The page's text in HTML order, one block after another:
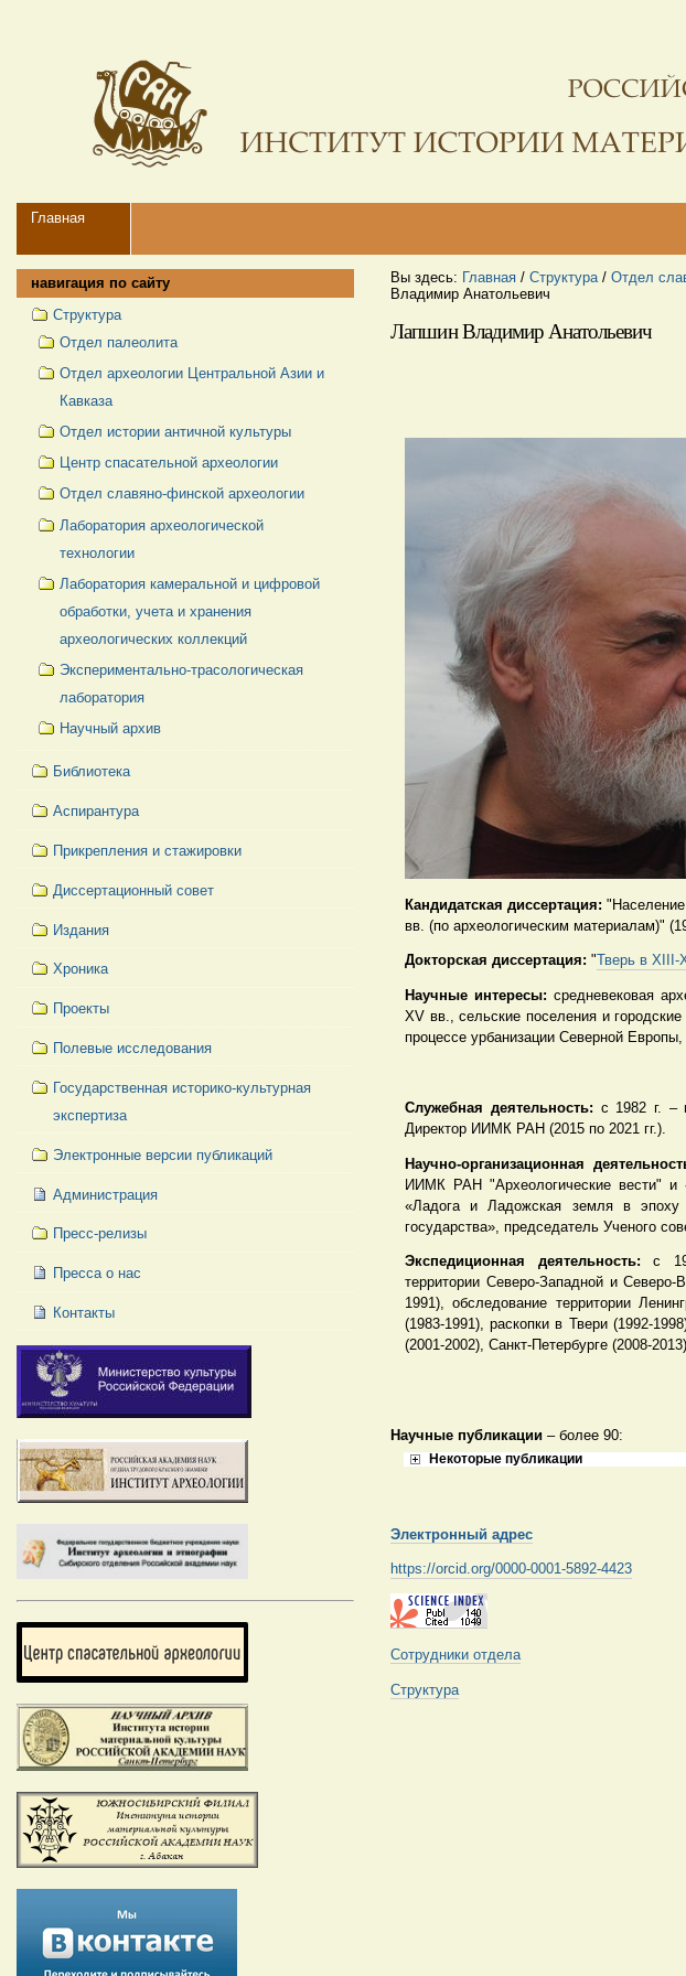
навигации
Navigation
Главная
Вы здесь: Главная /Структура /Отдел
Владимир Анатольевич
Лапшин Владимир Анатольевич
Кандидатская диссертация:
вв. (по археологическим материалам)"
Докторская диссертация: "Тверь в XIII-
Научные интересы: средневековая
XV вв., сельские поселения и
процессе урбанизации Северной
Служебная деятельность: с 1982 г.
Директор ИИМК РАН (2015 по 2021 гг.).
Научно-организационная
ИИМК РАН "Археологические вести" и
«Ладога и Ладожская земля в эпоху
государства», председатель Ученого
Экспедиционная деятельность: с
территории Северо-Западной и
1991), обследование территории
(1983-1991), раскопки в Твери (1992-
(2001-2002), Санкт-Петербурге (2008-
Научные публикации – более 90:
Некоторые публикации
Электронный адрес
https://orcid.org/0000-0001-5892-4423
Сотрудники отдела
Структура
навигация по сайту
Структура
Отдел палеолита
Отдел археологии Центральной Азии и
Кавказа
Отдел истории античной культуры
Центр спасательной археологии
Отдел славяно-финской археологии
Лаборатория археологической
технологии
Лаборатория камеральной и цифровой
обработки, учета и хранения
археологических коллекций
Экспериментально-трасологическая
лаборатория
Научный архив
Библиотека
Аспирантура
Прикрепления и стажировки
Диссертационный совет
Издания
Хроника
Проекты
Полевые исследования
Государственная историко-культурная
экспертиза
Электронные версии публикаций
Администрация
Пресс-релизы
Пресса о нас
Контакты